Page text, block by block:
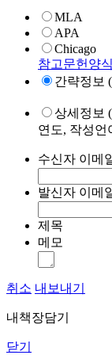
MLA
APA
Chicago
참고문헌양
간략정보
상세정보
연도, 작성언
수신자 이메
발신자 이메
제목
메모
취소 내보내기
내책장담기
닫기